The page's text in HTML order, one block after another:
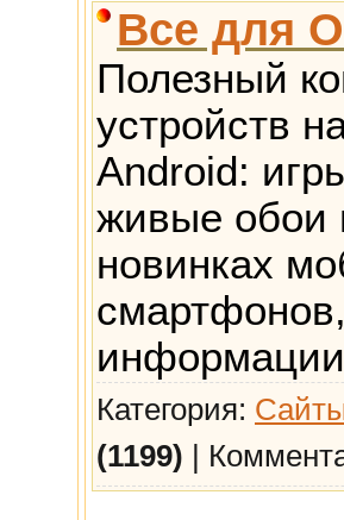
Все для
Полезный
устройств
Android:
живые обои
новинках
Категория:
(1199) |